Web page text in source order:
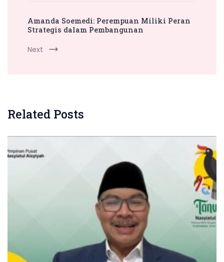
Amanda Soemedi: Perempuan Miliki Peran
Strategis dalam Pembangunan
Next
Related Posts